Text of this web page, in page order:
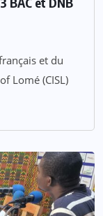
et du
Lomé (CISL)